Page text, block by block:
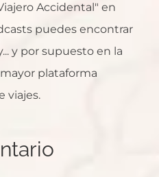
Accidental" en
puedes encontrar
y por supuesto en la
plataforma
viajes.